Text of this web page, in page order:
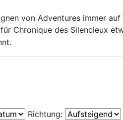
von Adventures immer
Chronique des Silencieux
Richtung: